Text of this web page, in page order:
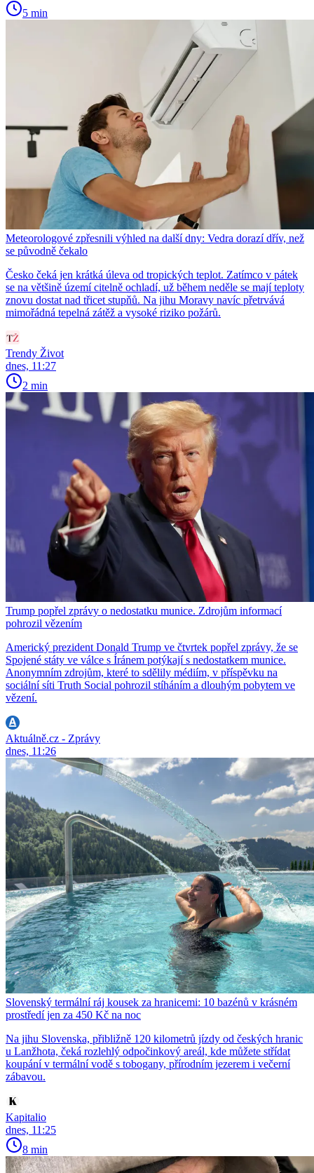
5 min
Meteorologové zpřesnili výhled na další dny: Vedra dorazí dřív, než
se původně čekalo
Česko čeká jen krátká úleva od tropických teplot. Zatímco v pátek
se na většině území citelně ochladí, už během neděle se mají teploty
znovu dostat nad třicet stupňů. Na jihu Moravy navíc přetrvává
mimořádná tepelná zátěž a vysoké riziko požárů.
Trendy Život
dnes, 11:27
2 min
Trump popřel zprávy o nedostatku munice. Zdrojům informací
pohrozil vězením
Americký prezident Donald Trump ve čtvrtek popřel zprávy, že se
Spojené státy ve válce s Íránem potýkají s nedostatkem munice.
Anonymním zdrojům, které to sdělily médiím, v příspěvku na
sociální síti Truth Social pohrozil stíháním a dlouhým pobytem ve
vězení.
Aktuálně.cz - Zprávy
dnes, 11:26
Slovenský termální ráj kousek za hranicemi: 10 bazénů v krásném
prostředí jen za 450 Kč na noc
Na jihu Slovenska, přibližně 120 kilometrů jízdy od českých hranic
u Lanžhota, čeká rozlehlý odpočinkový areál, kde můžete střídat
koupání v termální vodě s tobogany, přírodním jezerem i večerní
zábavou.
Kapitalio
dnes, 11:25
8 min